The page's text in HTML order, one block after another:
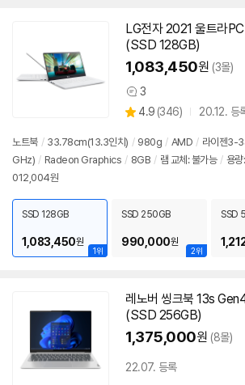
LG전자 2021 울트라
(SSD 128GB)
1,083,450원 (3몰)
상
품
견
3
별
점
4.9 (상
리
뷰
346) 20.12. 등
노트북 / 33.78cm(13.3인치) / 980g / AMD / 라이젠3-3
GHz) / Radeon Graphics / 8GB / 램 교체: 불가능 / 용
012,004원
1위
SSD 128GB
1,083,450원
2위
SSD 250GB
990,000원
SSD
레노버 씽크북 13s
(SSD 256GB)
1,375,000원 (8몰)
22.07. 등록